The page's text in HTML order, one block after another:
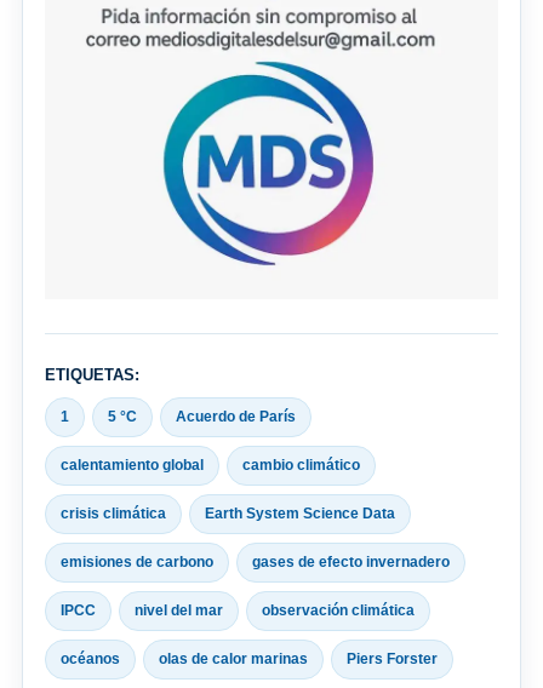
ETIQUETAS:
1 5 °C Acuerdo de París
calentamiento global cambio climático
crisis climática Earth System Science Data
emisiones de carbono gases de efecto invernadero
IPCC nivel del mar observación climática
océanos olas de calor marinas Piers Forster